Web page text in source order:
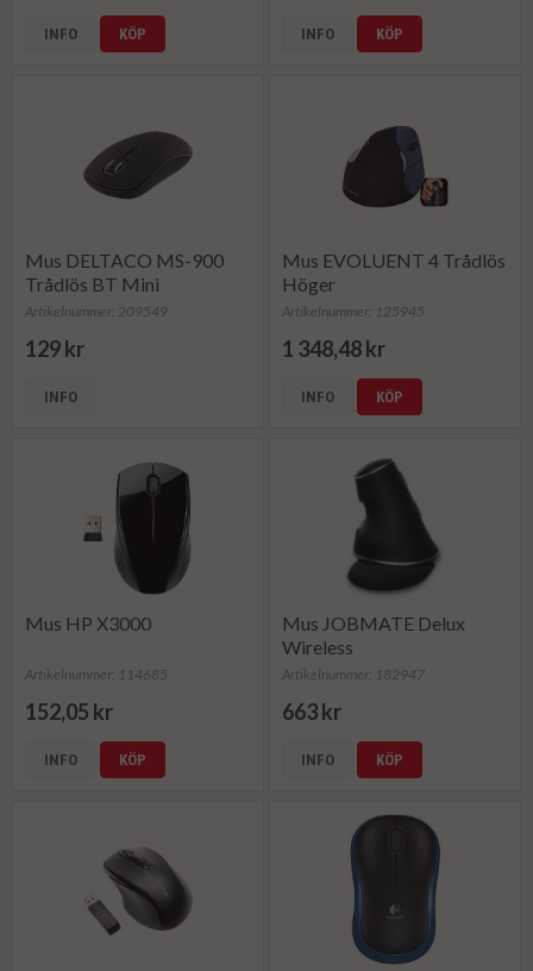
INFO KÖP INFO KÖP
Mus DELTACO MS-900
Trådlös BT Mini
Artikelnummer: 209549
129 kr
INFO
Mus EVOLUENT 4 Trådlös
Höger
Artikelnummer: 125945
1 348,48 kr
INFO KÖP
Mus HP X3000
Artikelnummer: 114685
152,05 kr
INFO KÖP
Mus JOBMATE Delux
Wireless
Artikelnummer: 182947
663 kr
INFO KÖP